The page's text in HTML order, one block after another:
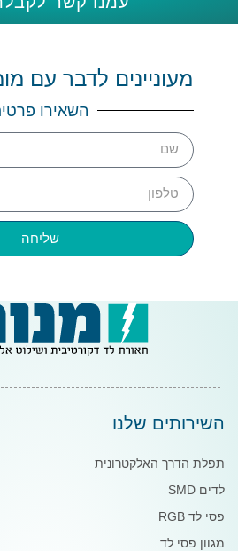
מעוניינים לדבר עם
השאירו
שליחה
השירותים שלנו
תפלת הדרך האלקטרונית
לדים SMD
פסי לד RGB
מגוון פסי לד